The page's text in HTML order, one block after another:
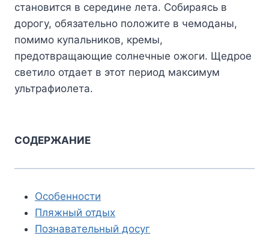
становится в середине лета. Собираясь в
дорогу, обязательно положите в чемоданы,
помимо купальников, кремы,
предотвращающие солнечные ожоги. Щедрое
светило отдает в этот период максимум
ультрафиолета.
СОДЕРЖАНИЕ
Особенности
Пляжный отдых
Познавательный досуг